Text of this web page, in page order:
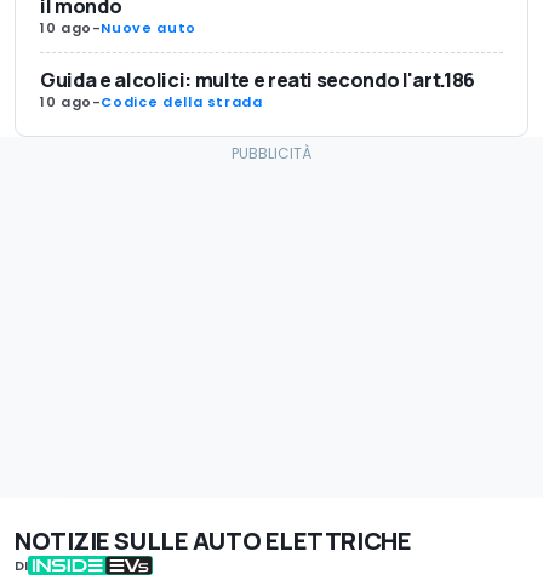
il mondo
10 ago-Nuove auto
Guida e alcolici: multe e reati secondo l'art.186
10 ago-Codice della strada
NOTIZIE SULLE AUTO ELETTRICHE
DI